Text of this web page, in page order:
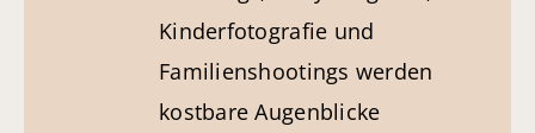
Kinder­fotografie und
Familien­shootings werden
kostbare Augenblicke